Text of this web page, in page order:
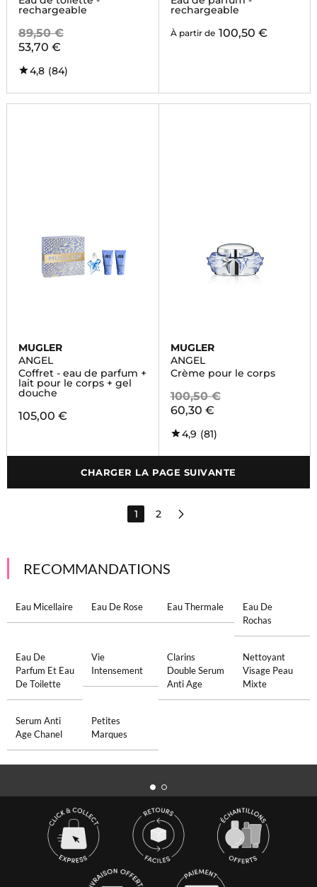
rechargeable
89,50 €
53,70 €
4,8 (84)
rechargeable
À partir de 100,50 €
MUGLER
ANGEL
Coffret - eau de parfum +
lait pour le corps + gel
douche
105,00 €
MUGLER
ANGEL
Crème pour le corps
100,50 €
60,30 €
4,9 (81)
CHARGER LA PAGE SUIVANTE
1 2
RECOMMANDATIONS
Eau Micellaire Eau De Rose Eau Thermale
Eau De
Rochas
Eau De
Parfum Et Eau
De Toilette
Vie
Intensement
Clarins
Double Serum
Anti Age
Nettoyant
Visage Peau
Mixte
Serum Anti
Age Chanel
Petites
Marques